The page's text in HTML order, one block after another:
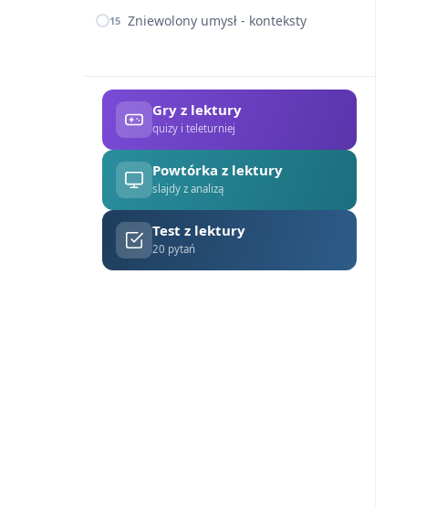
15 Zniewolony umysł - konteksty
Gry z lektury
quizy i teleturniej
Powtórka z lektury
slajdy z analizą
Test z lektury
20 pytań